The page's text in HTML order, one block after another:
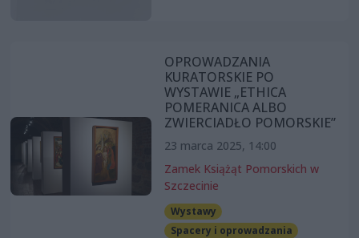
OPROWADZANIA
KURATORSKIE PO
WYSTAWIE „ETHICA
POMERANICA ALBO
ZWIERCIADŁO POMORSKIE”
23 marca 2025, 14:00
Zamek Książąt Pomorskich w
Szczecinie
Wystawy
Spacery i oprowadzania